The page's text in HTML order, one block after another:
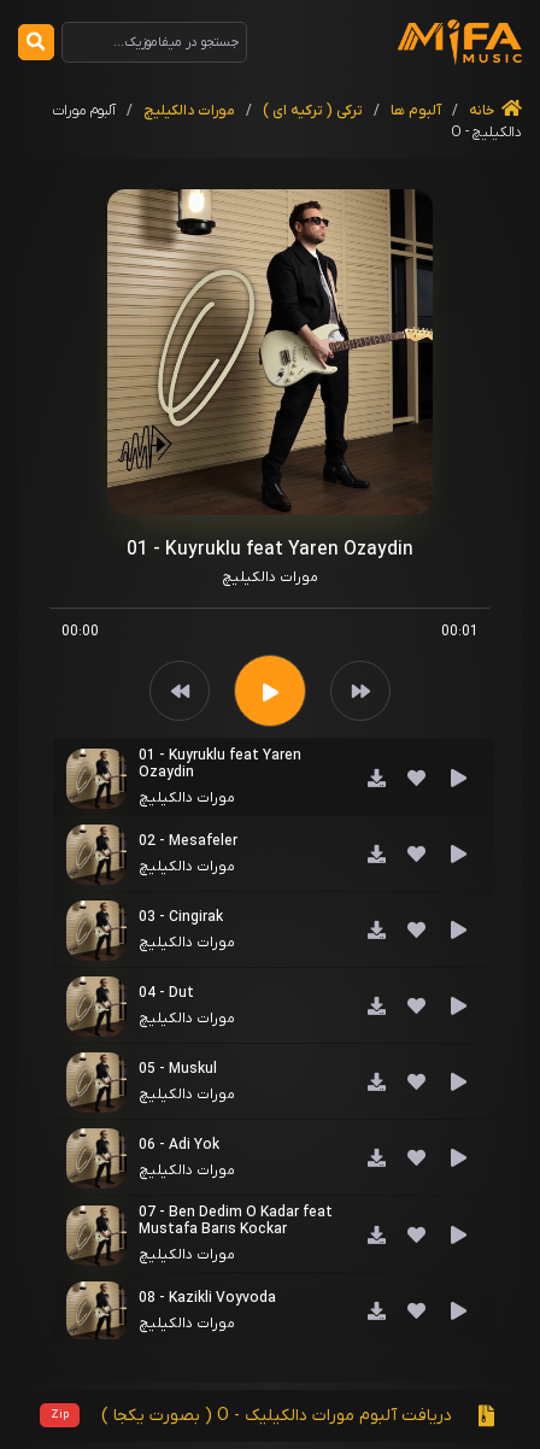
خانه / آلبوم ها / ترکی ( ترکیه ای ) / مورات دالکیلیچ / آلبوم مورات
دالکیلیچ - O
01 - Kuyruklu feat Yaren Ozaydin
مورات دالکیلیچ
00:00 00:01
01 - Kuyruklu feat Yaren
Ozaydin
مورات دالکیلیچ
02 - Mesafeler
مورات دالکیلیچ
03 - Cingirak
مورات دالکیلیچ
04 - Dut
مورات دالکیلیچ
05 - Muskul
مورات دالکیلیچ
06 - Adi Yok
مورات دالکیلیچ
07 - Ben Dedim O Kadar feat
Mustafa Barıs Kockar
مورات دالکیلیچ
08 - Kazikli Voyvoda
مورات دالکیلیچ
دریافت آلبوم مورات دالکیلیک - O ( بصورت یکجا ) Zip